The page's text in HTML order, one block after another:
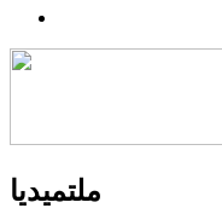
ملتميديا